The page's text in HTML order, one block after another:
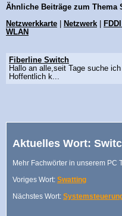
Ähnliche Beiträge zum Thema
Netzwerkkarte
Netzwerk
WLAN
Fiberline Switch
Hallo an alle,seit Tage suche
Hoffentlich k...
Aktuelles Wort:
Mehr Fachwörter in unserem PC
Voriges Wort: Swatting
Nächstes Wort: